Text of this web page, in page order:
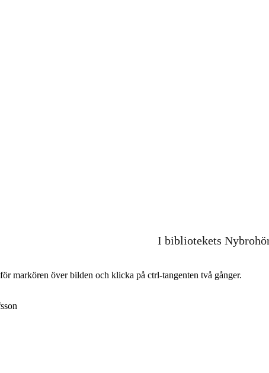
I bibliotekets
markören över bilden och klicka på ctrl-tangenten två gånger.